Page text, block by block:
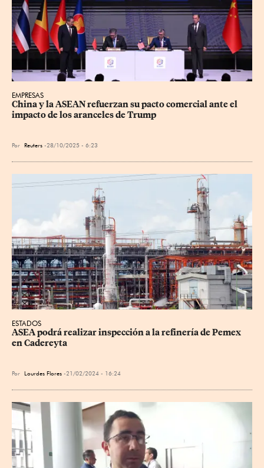
EMPRESAS
China y la ASEAN refuerzan su pacto comercial ante el
impacto de los aranceles de Trump
Por Reuters 28/10/2025 - 6:23
ESTADOS
ASEA podrá realizar inspección a la refinería de Pemex
en Cadereyta
Por Lourdes Flores 21/02/2024 - 16:24